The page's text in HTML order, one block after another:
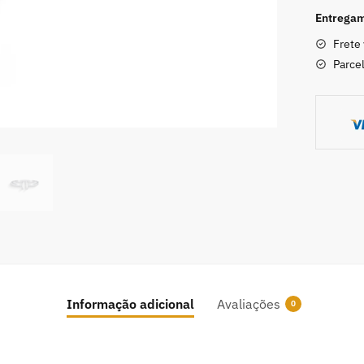
Frete
Informação adicional Avaliações 0